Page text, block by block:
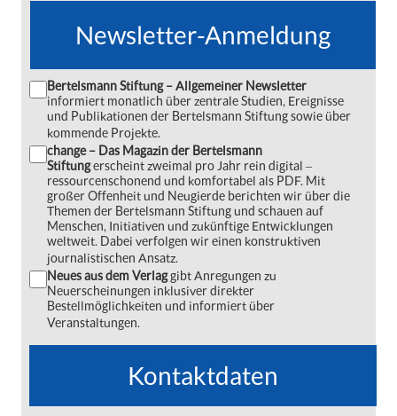
Newsletter-Anmeldung
Bertelsmann Stiftung – Allgemeiner Newsletter
informiert monatlich über zentrale Studien, Ereignisse
und Publikationen der Bertelsmann Stiftung sowie über
kommende Projekte.
change – Das Magazin der Bertelsmann
Stiftungerscheint zweimal pro Jahr rein digital ‒
ressourcenschonend und komfortabel als PDF. Mit
großer Offenheit und Neugierde berichten wir über die
Themen der Bertelsmann Stiftung und schauen auf
Menschen, Initiativen und zukünftige Entwicklungen
weltweit. Dabei verfolgen wir einen konstruktiven
journalistischen Ansatz.
Neues aus dem Verlaggibt Anregungen zu
Neuerscheinungen inklusiver direkter
Bestellmöglichkeiten und informiert über
Veranstaltungen.
Kontaktdaten